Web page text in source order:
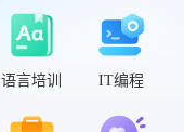
语言培训 IT编程